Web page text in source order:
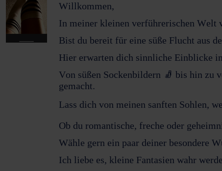
Willkommen,
In meiner kleinen verführerischen Welt
Bist du bereit für eine süße Flucht aus
Hier erwarten dich sinnliche Einblicke
Von süßen Sockenbildern 🧦 bis hin zu
gemacht.
Lass dich von meinen sanften Sohlen,
Ob du romantische, freche oder
Wähle gern ein paar deiner besondere
Ich liebe es, kleine Fantasien wahr